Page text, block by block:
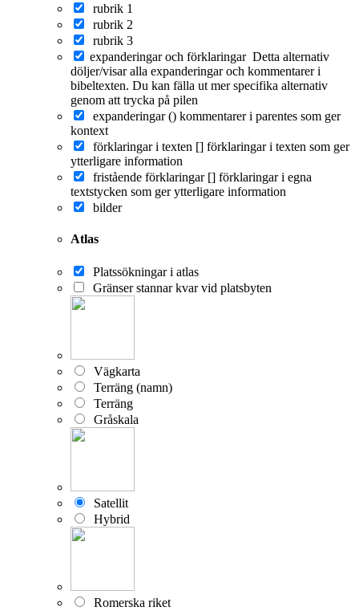
rubrik 1
rubrik 2
rubrik 3
expanderingar och förklaringar Detta alternativ
döljer/visar alla expanderingar och kommentarer i
bibeltexten. Du kan fälla ut mer specifika alternativ
genom att trycka på pilen
expanderingar () kommentarer i parentes som ger
kontext
förklaringar i texten [] förklaringar i texten som ger
ytterligare information
fristående förklaringar [] förklaringar i egna
textstycken som ger ytterligare information
bilder
Atlas
Platssökningar i atlas
Gränser stannar kvar vid platsbyten
Vägkarta
Terräng (namn)
Terräng
Gråskala
Satellit
Hybrid
Romerska riket